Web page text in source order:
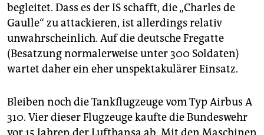
begleitet. Dass es der IS schafft, die „Charles de
Gaulle“ zu attackieren, ist allerdings relativ
unwahrscheinlich. Auf die deutsche Fregatte
(Besatzung normalerweise unter 300 Soldaten)
wartet daher ein eher unspektakulärer Einsatz.
Bleiben noch die Tankflugzeuge vom Typ Airbus A
310. Vier dieser Flugzeuge kaufte die Bundeswehr